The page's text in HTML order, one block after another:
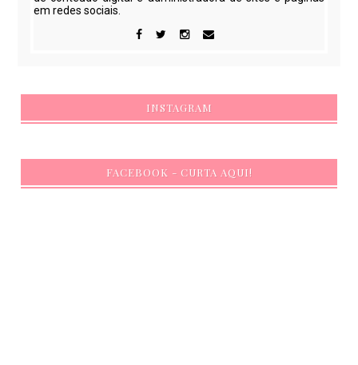
em redes sociais.
INSTAGRAM
FACEBOOK - CURTA AQUI!